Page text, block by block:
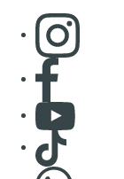
Consulter